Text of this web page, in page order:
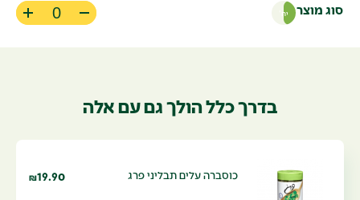
סוג מוצר יח'
בדרך כלל הולך גם עם אלה
כוסברה עלים תבליני פרג ₪19.90